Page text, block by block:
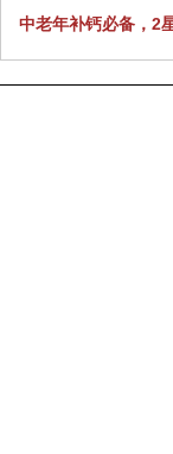
中老年补钙必备，2